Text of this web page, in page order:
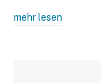
mehr lesen